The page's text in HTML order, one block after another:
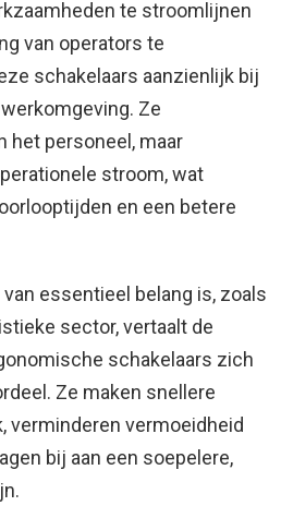
te stroomlijnen
van operators te
schakelaars aanzienlijk bij
Ze
het personeel, maar
stroom, wat
en een betere
essentieel belang is, zoals
sector, vertaalt de
schakelaars zich
Ze maken snellere
verminderen vermoeidheid
bij aan een soepelere,